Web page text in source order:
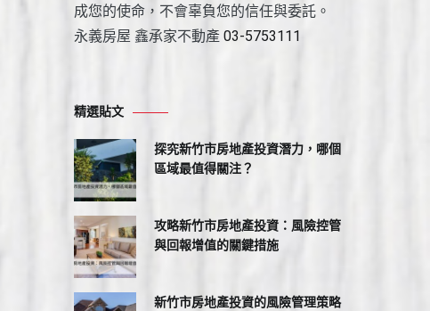
成您的使命，不會辜負您的信任與委託。
永義房屋 鑫承家不動產 03-5753111
精選貼文
探究新竹市房地產投資潛力，哪個
區域最值得關注？
攻略新竹市房地產投資：風險控管
與回報增值的關鍵措施
新竹市房地產投資的風險管理策略